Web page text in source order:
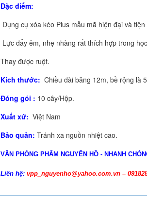
Đặc điểm:
Dụng cụ xóa kéo Plus mẫu mã hiện đại và
Lực đẩy êm, nhẹ nhàng rất thích hợp trong
Thay được ruột.
Kích thước: Chiều dài băng 12m, bề rộng là
Đóng gói : 10 cây/Hộp.
Xuất xứ: Việt Nam
Bảo quản: Tránh xa nguồn nhiệt cao.
VĂN PHÒNG PHẨM NGUYÊN HỒ - NHANH
Liên hệ: vpp_nguyenho@yahoo.com.vn –